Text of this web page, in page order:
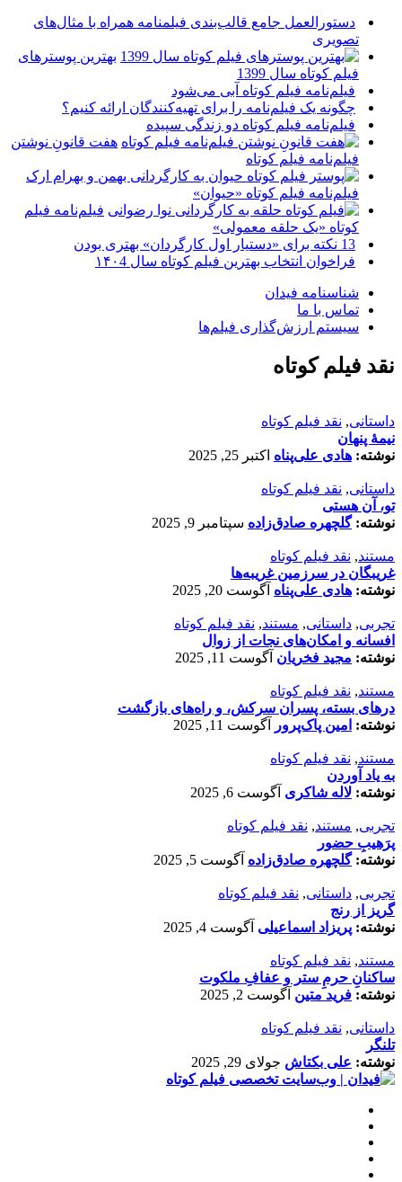
دستورالعمل جامع قالب‌بندی فیلمنامه همراه با مثال‌های
تصویری
بهترین پوسترهای
فیلم کوتاه سال 1399
فیلم‌نامه فیلم کوتاه آبی می‌شود
چگونه یک فیلم‌نامه را برای تهیه‌کنندگان ارائه کنیم؟
فیلم‌نامه فیلم کوتاه دو زندگی سپیده
هفت قانونِ نوشتن
فیلم‌نامه فیلم کوتاه
فیلم‌نامه فیلم کوتاه «حیوان»
فیلم‌نامه فیلم
کوتاه «یک حلقه معمولی»
13 نکته برای «دستیار اول کارگردان» بهتری بودن
فراخوان انتخاب بهترین فیلم کوتاه سال ۱۴۰4
شناسنامه فیدان
تماس با ما
سیستم ارزش‌گذاری فیلم‌ها
نقد فیلم کوتاه
داستانی, نقد فیلم کوتاه
نیمۀ پنهان
نوشته: هادی علی‌پناه اکتبر 25, 2025
داستانی, نقد فیلم کوتاه
تو، آن هستی
نوشته:گلچهره صادق‌زاده سپتامبر 9, 2025
مستند, نقد فیلم کوتاه
غریبگان در سرزمین غریبه‌ها
نوشته: هادی علی‌پناه آگوست 20, 2025
تجربی, داستانی, مستند, نقد فیلم کوتاه
افسانه‌ و امکان‌های نجات از زوال
نوشته: مجید فخریان آگوست 11, 2025
مستند, نقد فیلم کوتاه
درهای بسته، پسران سرکش، و راه‌های بازگشت
نوشته: امین پاک‌پرور آگوست 11, 2025
مستند, نقد فیلم کوتاه
به یاد آوردن
نوشته: لاله شاکری آگوست 6, 2025
تجربی, مستند, نقد فیلم کوتاه
پرَهیب‌ِ حضور
نوشته:گلچهره صادق‌زاده آگوست 5, 2025
تجربی, داستانی, نقد فیلم کوتاه
گریز از رنج
نوشته: پریزاد اسماعیلی آگوست 4, 2025
مستند, نقد فیلم کوتاه
ساکنانِ حرمِ ستر و عفافِ ملکوت
نوشته: فرید متین آگوست 2, 2025
داستانی, نقد فیلم کوتاه
تلنگر
نوشته: علی بکتاش جولای 29, 2025